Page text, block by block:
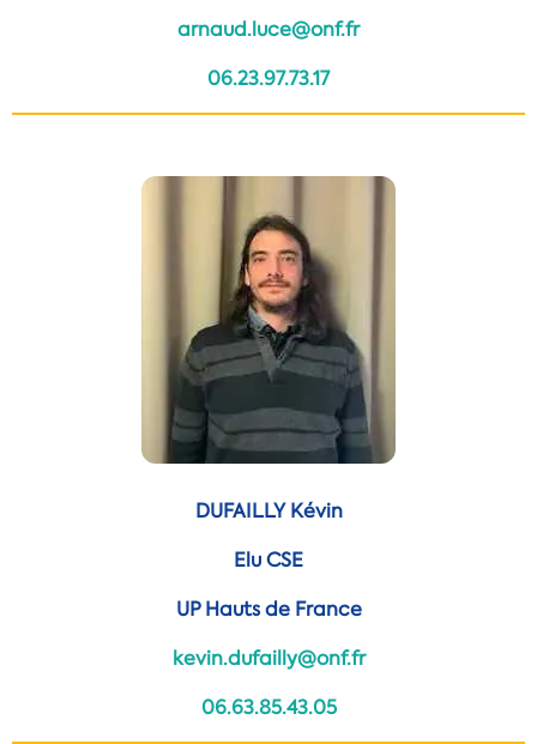
arnaud.luce@onf.fr
06.23.97.73.17
DUFAILLY Kévin
Elu CSE
UP Hauts de France
kevin.dufailly@onf.fr
06.63.85.43.05